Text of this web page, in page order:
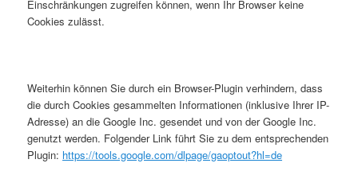
Einschränkungen zugreifen können, wenn Ihr Browser keine
Cookies zulässt.
Weiterhin können Sie durch ein Browser-Plugin verhindern, dass
die durch Cookies gesammelten Informationen (inklusive Ihrer IP-
Adresse) an die Google Inc. gesendet und von der Google Inc.
genutzt werden. Folgender Link führt Sie zu dem entsprechenden
Plugin: https://tools.google.com/dlpage/gaoptout?hl=de